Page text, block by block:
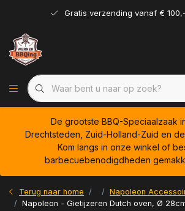
Gratis verzending vanaf €
De grootste BBQ-Speciaalzaak
Drechtsteden, Zuid-Holland-Zuid en
Kom langs in onze winkel of
barbecuebenodigdheden
Terug naar home
Napoleon
Napoleon - Gietijzeren Dutch oven, Ø